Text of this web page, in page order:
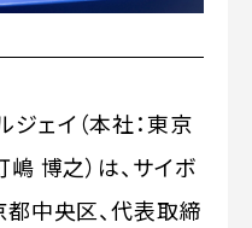
ェイ（本社：東京
博之）は、サイボ
都中央区、代表取締